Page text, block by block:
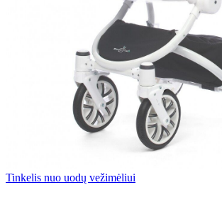
Tinkelis nuo uodų vežimėliui